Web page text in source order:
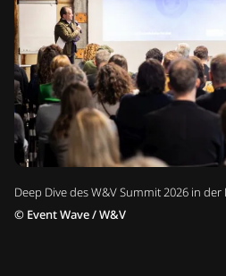
Deep Dive des W&V Summit 2026 in
© Event Wave / W&V